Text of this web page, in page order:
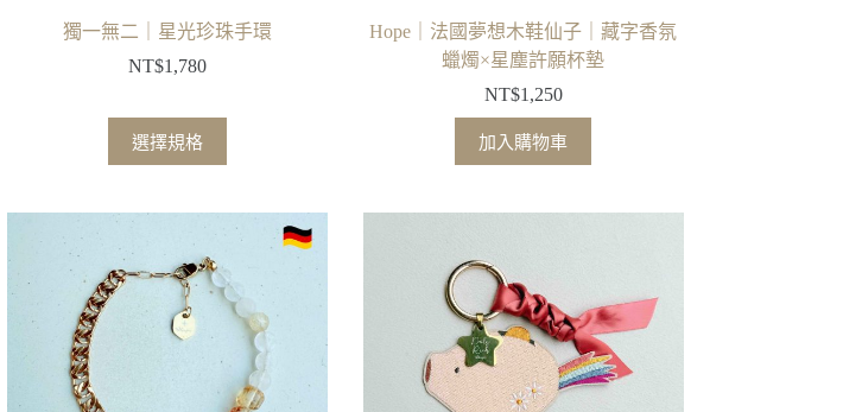
選
項
選
項
獨一無二｜星光珍珠手環
NT$1,780
選擇規格
此
產
有
種
款
式。
Hope｜法國夢想木鞋仙子｜藏字香氛
蠟燭×星塵許願杯墊
NT$1,250
加入購物車